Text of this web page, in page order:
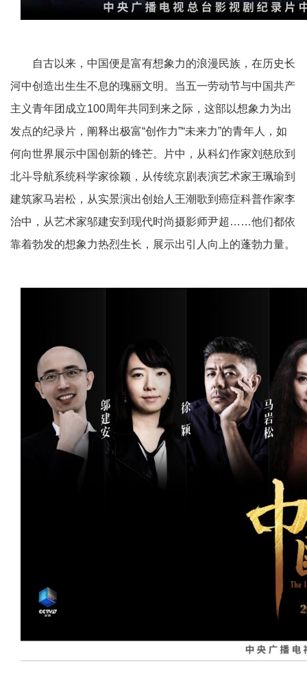
自古以来，中国便是富有想象力的浪漫民族，在历史长
河中创造出生生不息的瑰丽文明。当五一劳动节与中国共产
主义青年团成立100周年共同到来之际，这部以想象力为出
发点的纪录片，阐释出极富“创作力”“未来力”的青年人，如
何向世界展示中国创新的锋芒。片中，从科幻作家刘慈欣到
北斗导航系统科学家徐颖，从传统京剧表演艺术家王珮瑜到
建筑家马岩松，从实景演出创始人王潮歌到癌症科普作家李
治中，从艺术家邬建安到现代时尚摄影师尹超……他们都依
靠着勃发的想象力热烈生长，展示出引人向上的蓬勃力量。